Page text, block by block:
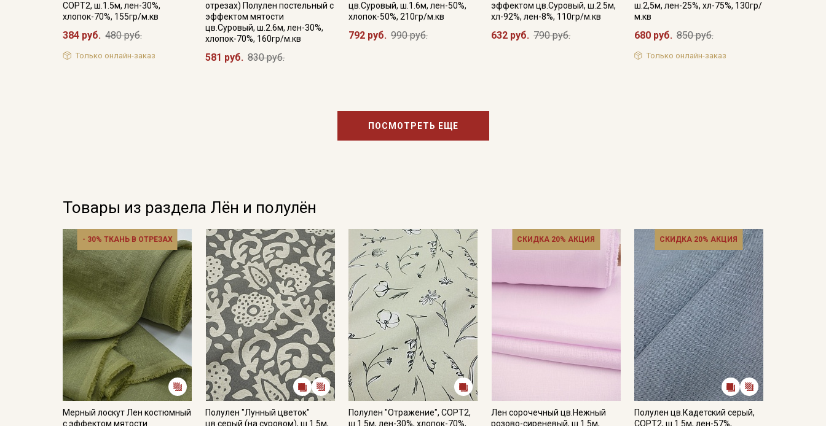
СОРТ2, ш.1.5м, лен-30%,
хлопок-70%, 155гр/м.кв
384 руб. 480 руб.
Только онлайн-заказ
отрезах) Полулен постельный с
эффектом мятости
цв.Суровый, ш.2.6м, лен-30%,
хлопок-70%, 160гр/м.кв
581 руб. 830 руб.
цв.Суровый, ш.1.6м, лен-50%,
хлопок-50%, 210гр/м.кв
792 руб. 990 руб.
эффектом цв.Суровый, ш.2.5м,
хл-92%, лен-8%, 110гр/м.кв
632 руб. 790 руб.
ш.2,5м, лен-25%, хл-75%, 130гр/
м.кв
680 руб. 850 руб.
Только онлайн-заказ
ПОСМОТРЕТЬ ЕЩЕ
Товары из раздела Лён и полулён
- 30% ТКАНЬ В ОТРЕЗАХ
Мерный лоскут Лен костюмный
с эффектом мятости
Полулен "Лунный цветок"
цв.серый (на суровом), ш.1.5м,
Полулен "Отражение", СОРТ2,
ш.1.5м, лен-30%, хлопок-70%,
СКИДКА 20% АКЦИЯ
Лен сорочечный цв.Нежный
розово-сиреневый, ш.1.5м,
СКИДКА 20% АКЦИЯ
Полулен цв.Кадетский серый,
СОРТ2, ш.1.5м, лен-57%,